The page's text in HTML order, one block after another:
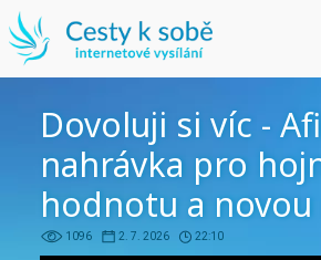
Dovoluji si víc -
nahrávka pro
hodnotu a
1096 2. 7. 2026 22:10